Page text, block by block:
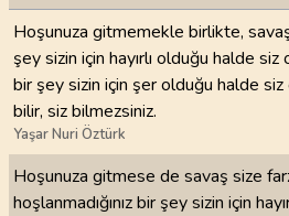
Hoşunuza gitmemekle birlikte, savaş
şey sizin için hayırlı olduğu halde
bir şey sizin için şer olduğu halde
bilir, siz bilmezsiniz.
Yaşar Nuri Öztürk
Hoşunuza gitmese de savaş size farz
hoşlanmadığınız bir şey sizin için